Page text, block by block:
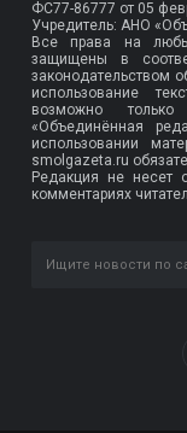
ФС77-86777 от 05
Учредитель: АНО
Все права на
защищены в
законодательством
использование
возможно
«Объединённая
использовании
smolgazeta.ru
Редакция не несет
комментариях